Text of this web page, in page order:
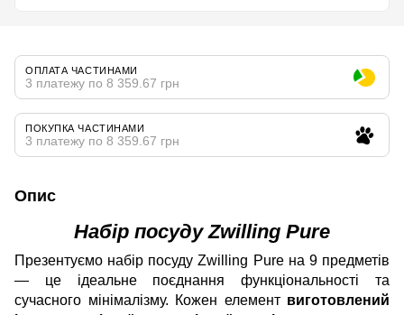
ОПЛАТА ЧАСТИНАМИ
3 платежу по 8 359.67 грн
ПОКУПКА ЧАСТИНАМИ
3 платежу по 8 359.67 грн
Опис
Набір посуду Zwilling Pure
Презентуємо набір посуду Zwilling Pure на 9 предметів
— це ідеальне поєднання функціональності та
сучасного мінімалізму. Кожен елемент виготовлений